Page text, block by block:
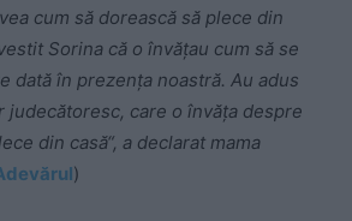
cum să dorească să plece din
Sorina că o învăţau cum să se
dată în prezenţa noastră. Au adus
judecătoresc, care o învăţa despre
din casă“, a declarat mama
)